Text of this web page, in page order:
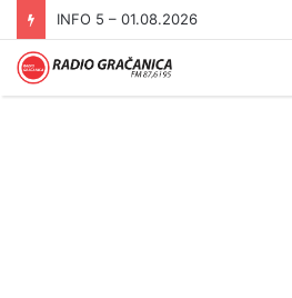
INFO 5 – 01.08.2026